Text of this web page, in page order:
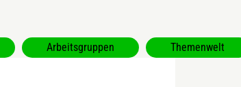
Arbeitsgruppen Themenwelt